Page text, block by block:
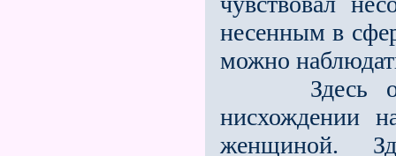
несенным в
можно
Здесь он
нисхождении
женщиной.